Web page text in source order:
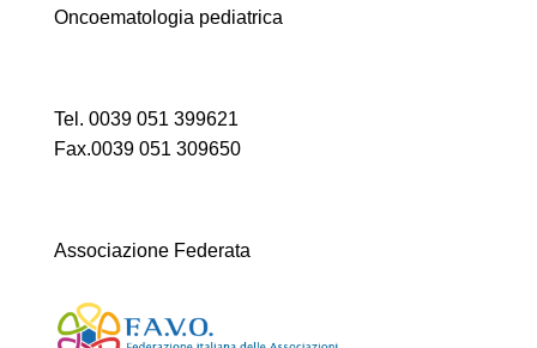
Oncoematologia pediatrica
Tel. 0039 051 399621
Fax.0039 051 309650
Associazione Federata